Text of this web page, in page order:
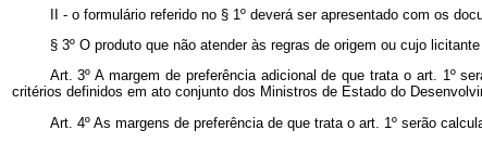
II - o formulário referido no § 1º deverá ser apresentado com os
§ 3º O produto que não atender às regras de origem ou cujo
Art. 3º A margem de preferência adicional de que trata o art. 1º
critérios definidos em ato conjunto dos Ministros de Estado do
Art. 4º As margens de preferência de que trata o art. 1º serão